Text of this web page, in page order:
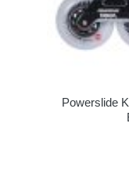
Powerslide